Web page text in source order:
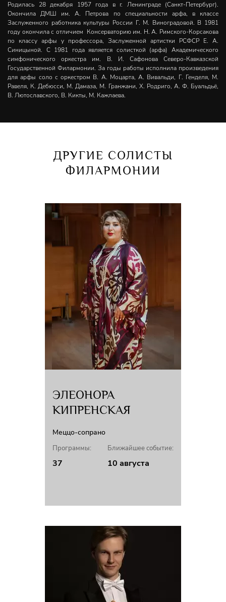
Родилась 28 декабря 1957 года в г. Ленинграде (Санкт-Петербург).
Окончила ДМШ им. А. Петрова по специальности арфа, в классе
Заслуженного работника культуры России Г. М. Виноградовой. В 1981
году окончила с отличием Консерваторию им. Н. А. Римского-Корсакова
по классу арфы у профессора, Заслуженной артистки РСФСР Е. А.
Синицыной. С 1981 года является солисткой (арфа) Академического
симфонического оркестра им. В. И. Сафонова Северо-Кавказской
Государственной Филармонии. За годы работы исполнила произведения
для арфы соло с оркестром В. А. Моцарта, А. Вивальди, Г. Генделя, М.
Равеля, К. Дебюсси, М. Дамаза, М. Гранжани, Х. Родриго, А. Ф. Буальдьё,
В. Лютославского, В. Кикты, М. Кажлаева.
ДРУГИЕ СОЛИСТЫ
ФИЛАРМОНИИ
ЭЛЕОНОРА
КИПРЕНСКАЯ
Меццо-сопрано
Программы:
37
Ближайшее событие:
10 августа